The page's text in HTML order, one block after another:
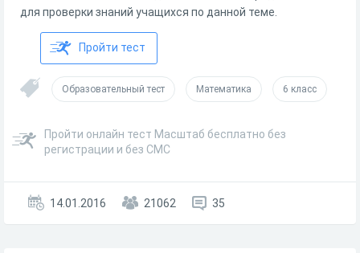
для проверки знаний учащихся по данной теме.
Пройти тест
Образовательный тест Математика 6 класс
Пройти онлайн тест Масштаб бесплатно без
регистрации и без СМС
14.01.2016 21062 35